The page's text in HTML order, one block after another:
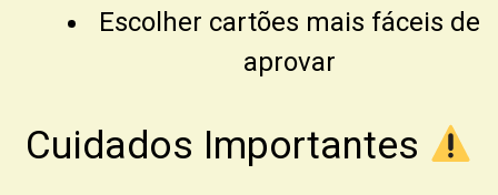
Escolher cartões mais fáceis de
aprovar
Cuidados Importantes